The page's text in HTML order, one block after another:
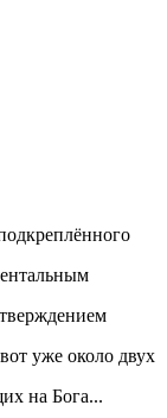
уже около двух
на Бога...